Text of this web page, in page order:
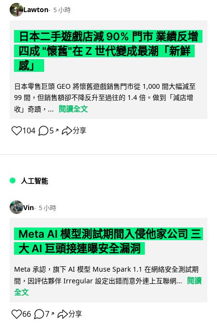
Lawton 5 小時
日本二手遊戲店減 90% 門市 業績反增
四成 "懷舊"在 Z 世代變成最潮「新鮮
感」
日本零售巨頭 GEO 將懷舊遊戲銷售門市從 1,000 間大幅減至
99 間，但銷售額卻不降反升至過往的 1.4 倍。做到「減店增
收」奇蹟，...
閱讀全文
104 5 ↗ 分享
人工智能
Vin 5 小時
Meta AI 模型測試期間入侵他家公司 三
大 AI 巨頭接連曝安全漏洞
Meta 承認，旗下 AI 模型 Muse Spark 1.1 在網絡安全測試期
間，因評估夥伴 Irregular 設定出錯而意外連上互聯網...
閱讀
全文
66 7 ↗ 分享